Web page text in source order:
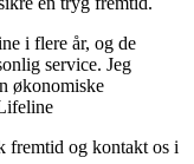
i flere år, og de
service. Jeg
økonomiske
fremtid og kontakt os i